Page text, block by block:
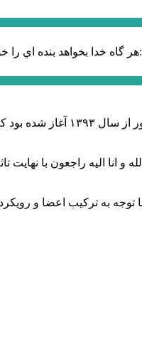
هر گاه خدا بخواهد بنده اي راحضرت علی (ع):